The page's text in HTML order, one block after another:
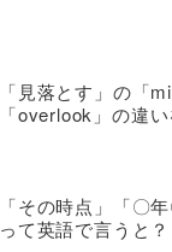
「見落とす」の「
「overlook」の違
「その時点」「〇
って英語で言うと？